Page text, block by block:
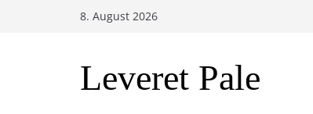
8. August 2026
Leveret Pale